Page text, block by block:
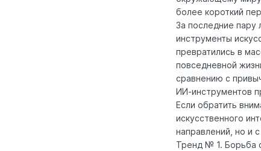
более короткий
За последние пару
инструменты
превратились в
повседневной
сравнению с
ИИ-инструментов
Если обратить
искусственного
направлений, но и
Тренд № 1. Борьба